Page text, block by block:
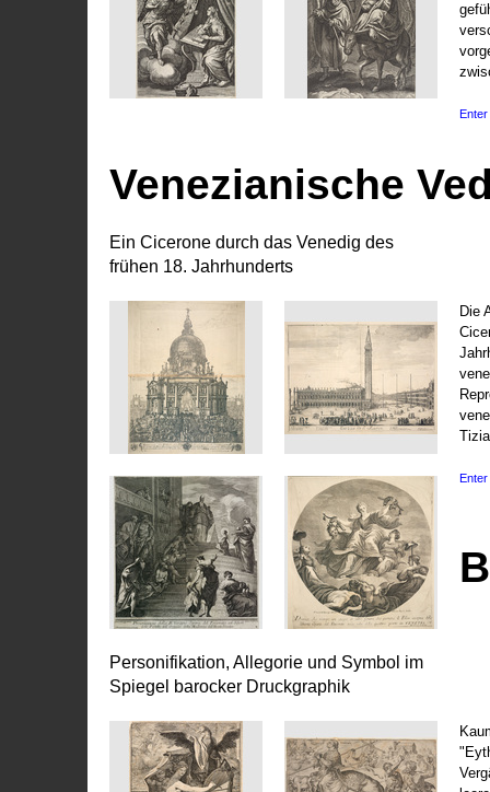
Enter
Venezianische
Ein Cicerone durch das Venedig des
frühen 18. Jahrhunderts
Die
Enter
Personifikation, Allegorie und Symbol im
Spiegel barocker Druckgraphik